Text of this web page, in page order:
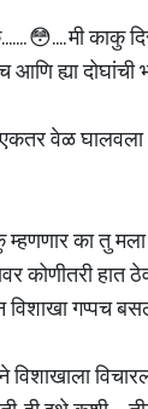
😳.... मी काकु
आणि ह्या
वेळ
का तु
कोणीतरी
विशाखा गप्पच